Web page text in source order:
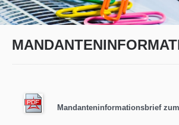
Mandanteninformationsbrief